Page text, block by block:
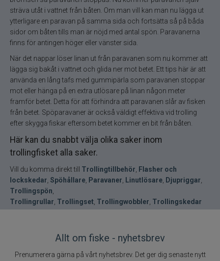
sträva utåt i vattnet från båten. Om man vill kan man nu lägga ut
ytterligare en paravan på samma sida och fortsätta så på båda
sidor om båten tills man är nöjd med antal spön. Paravanerna
finns för antingen höger eller vänster sida.
När det nappar löser linan ut från paravanen som nu kommer att
lägga sig bakåt i vattnet och glida ner mot betet. Ett tips här är att
använda en lång tafs med gummipärla som paravanen stoppar
mot eller hänga på en extra utlösare på linan någon meter
framför betet. Detta för att förhindra att paravanen slår av fisken
från betet. Spöparavaner är också väldigt effektiva vid trolling
efter skygga fiskar eftersom betet kommer en bit från båten.
Här kan du snabbt välja olika saker inom
trollingfisket alla saker.
Vill du komma direkt till Trollingtillbehör, Flasher och
lockskedar, Spöhållare, Paravaner, Linutlösare, Djupriggar,
Trollingspön,
Trollingrullar, Trollingset, Trollingwobbler, Trollingskedar
Allt om fiske - nyhetsbrev
Prenumerera gärna på vårt nyhetsbrev. Det ger dig senaste nytt